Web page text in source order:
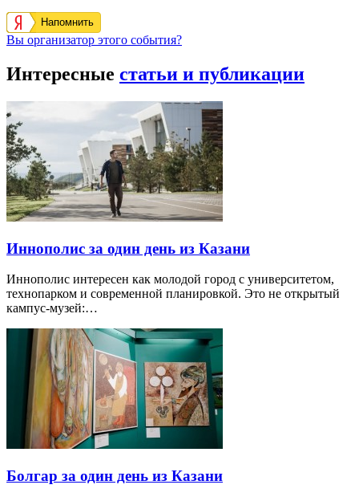
Напомнить
Вы организатор этого события?
Интересные статьи и публикации
Иннополис за один день из Казани
Иннополис интересен как молодой город с университетом,
технопарком и современной планировкой. Это не открытый
кампус-музей:…
Болгар за один день из Казани